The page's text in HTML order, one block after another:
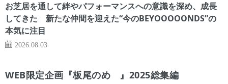
お芝居を通して絆やパフォーマンスへの意識を深め、成長
してきた 新たな仲間を迎えた“今のBEYOOOOONDS”の
本気に注目
2026.08.03
WEB限定企画『板尾のめ゙』2025総集編